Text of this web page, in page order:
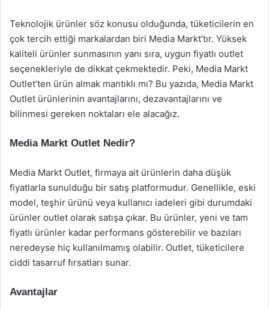
Teknolojik ürünler söz konusu olduğunda, tüketicilerin en
çok tercih ettiği markalardan biri Media Markt’tır. Yüksek
kaliteli ürünler sunmasının yanı sıra, uygun fiyatlı outlet
seçenekleriyle de dikkat çekmektedir. Peki, Media Markt
Outlet’ten ürün almak mantıklı mı? Bu yazıda, Media Markt
Outlet ürünlerinin avantajlarını, dezavantajlarını ve
bilinmesi gereken noktaları ele alacağız.
Media Markt Outlet Nedir?
Media Markt Outlet, firmaya ait ürünlerin daha düşük
fiyatlarla sunulduğu bir satış platformudur. Genellikle, eski
model, teşhir ürünü veya kullanıcı iadeleri gibi durumdaki
ürünler outlet olarak satışa çıkar. Bu ürünler, yeni ve tam
fiyatlı ürünler kadar performans gösterebilir ve bazıları
neredeyse hiç kullanılmamış olabilir. Outlet, tüketicilere
ciddi tasarruf fırsatları sunar.
Avantajlar